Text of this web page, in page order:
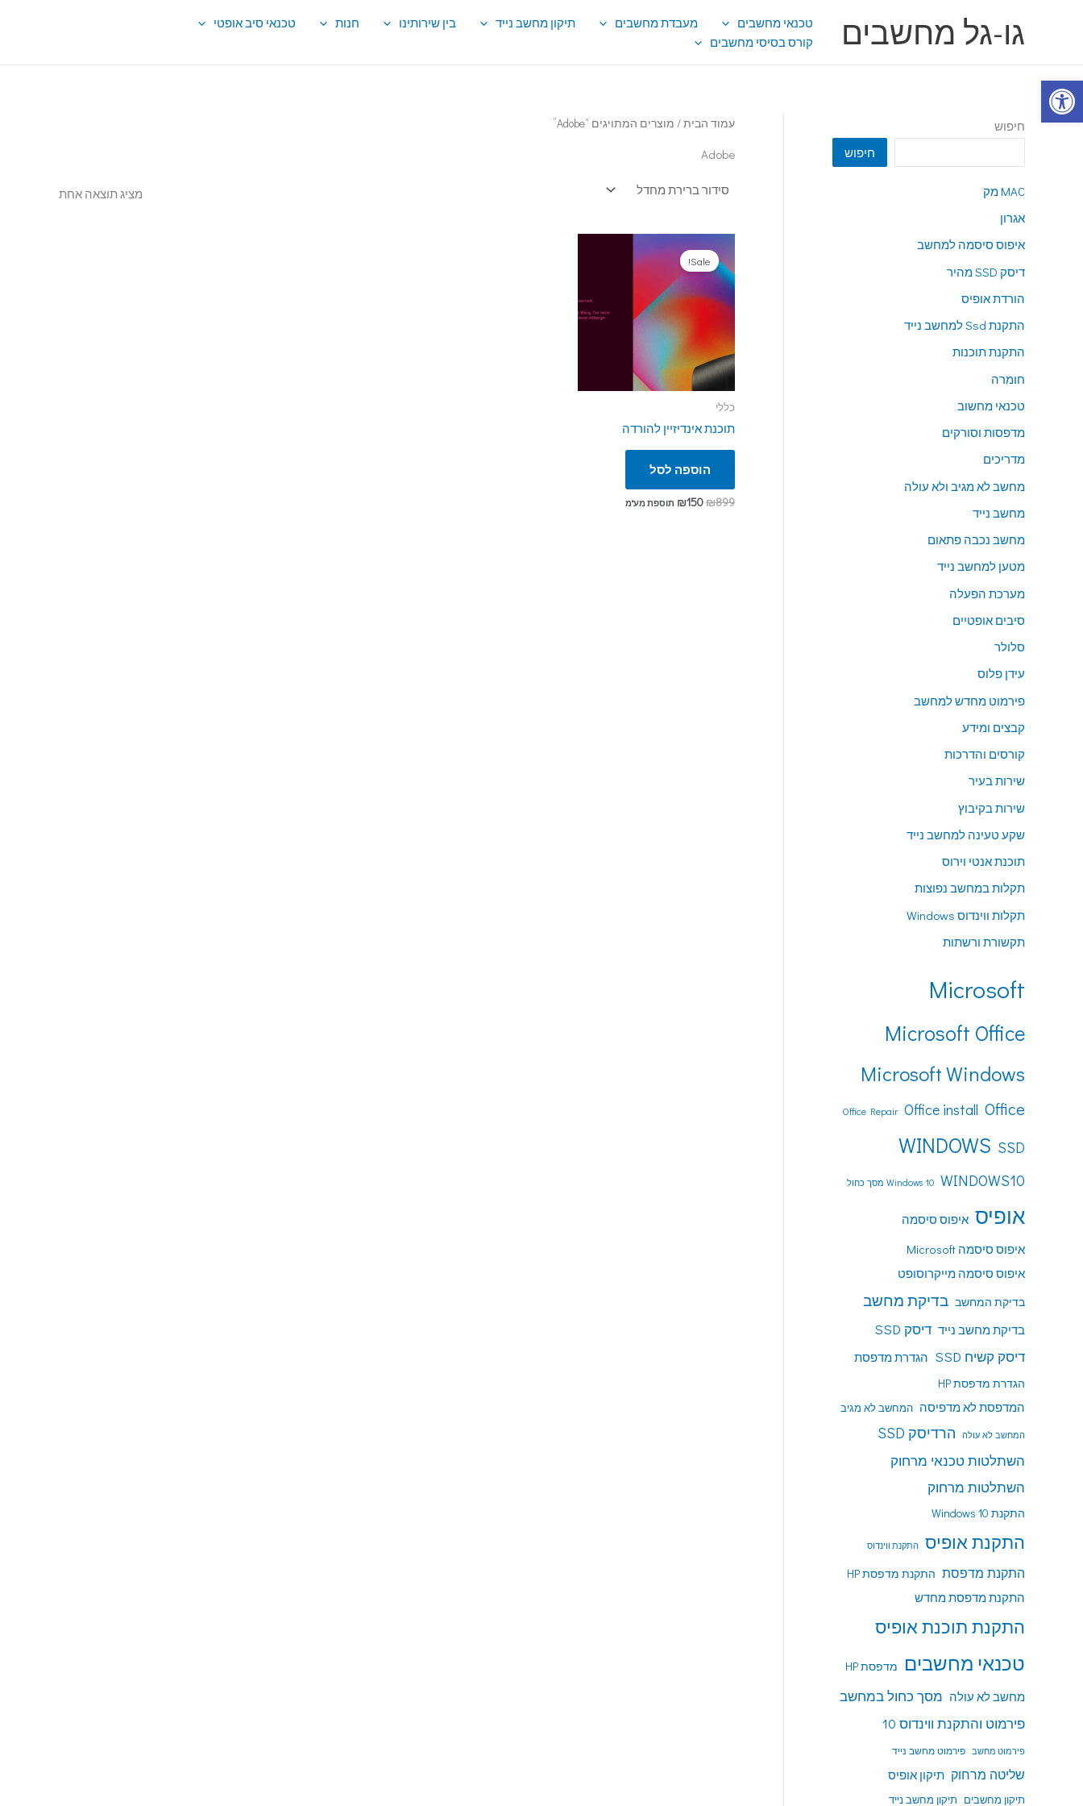
פתח סרגל נגישות
גו-גל מחשבים טכנאי מחשבים מעבדת מחשבים תיקון מחשב נייד בין שירותינו חנות
טכנאי סיב אופטי
קורס בסיסי מחשבים
חיפוש
חיפוש
MAC מק
אגרון
איפוס סיסמה למחשב
דיסק SSD מהיר
הורדת אופיס
התקנת Ssd למחשב נייד
התקנת תוכנות
חומרה
טכנאי מחשוב
מדפסות וסורקים
מדריכים
מחשב לא מגיב ולא עולה
מחשב נייד
מחשב נכבה פתאום
מטען למחשב נייד
מערכת הפעלה
סיבים אופטיים
סלולר
עידן פלוס
פירמוט מחדש למחשב
קבצים ומידע
קורסים והדרכות
שירות בעיר
שירות בקיבוץ
שקע טעינה למחשב נייד
תוכנת אנטי וירוס
תקלות במחשב נפוצות
תקלות ווינדוס Windows
תקשורת ורשתות
Microsoft
Microsoft Office
Microsoft Windows
Office
Office install
Office Repair
SSD
WINDOWS
WINDOWS10 Windows 10 מסך כחול
אופיס איפוס סיסמה
איפוס סיסמה Microsoft
איפוס סיסמה מייקרוסופט
בדיקת המחשב בדיקת מחשב
בדיקת מחשב נייד דיסק SSD
דיסק קשיח SSD
הגדרת מדפסת
הגדרת מדפסת HP
המדפסת לא מדפיסה המחשב לא מגיב
המחשב לא עולה הרדיסק SSD
השתלטות טכנאי מרחוק
השתלטות מרחוק
התקנת Windows 10
התקנת אופיס התקנת ווינדוס
התקנת מדפסת התקנת מדפסת HP
התקנת מדפסת מחדש
התקנת תוכנת אופיס
טכנאי מחשבים מדפסת HP
מחשב לא עולה מסך כחול במחשב
פירמוט והתקנת ווינדוס 10
פירמוט מחשב פירמוט מחשב נייד
שליטה מרחוק תיקון אופיס
תיקון מחשבים תיקון מחשב נייד
עמוד הבית/ מוצרים המתויגים “Adobe”
Adobe
מציג תוצאה אחת
Sale!
כללי
תוכנת אינדיזיין להורדה
הוספה לסל
₪899
₪150 תוספת מע"מ